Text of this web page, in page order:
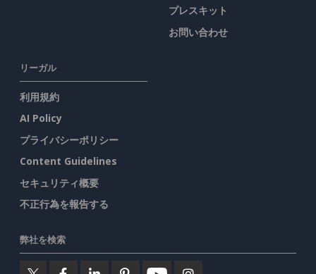
プレスキット
お問い合わせ
リーガル
利用規約
AI Policy
プライバシーポリシー
Content Guidelines
セキュリティ概要
不正行為を報告する
弊社を検索